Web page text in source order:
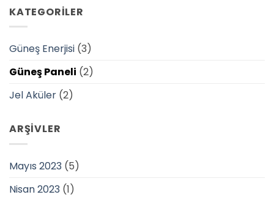
KATEGORILER
Güneş Enerjisi (3)
Güneş Paneli (2)
Jel Aküler (2)
ARŞIVLER
Mayıs 2023 (5)
Nisan 2023 (1)